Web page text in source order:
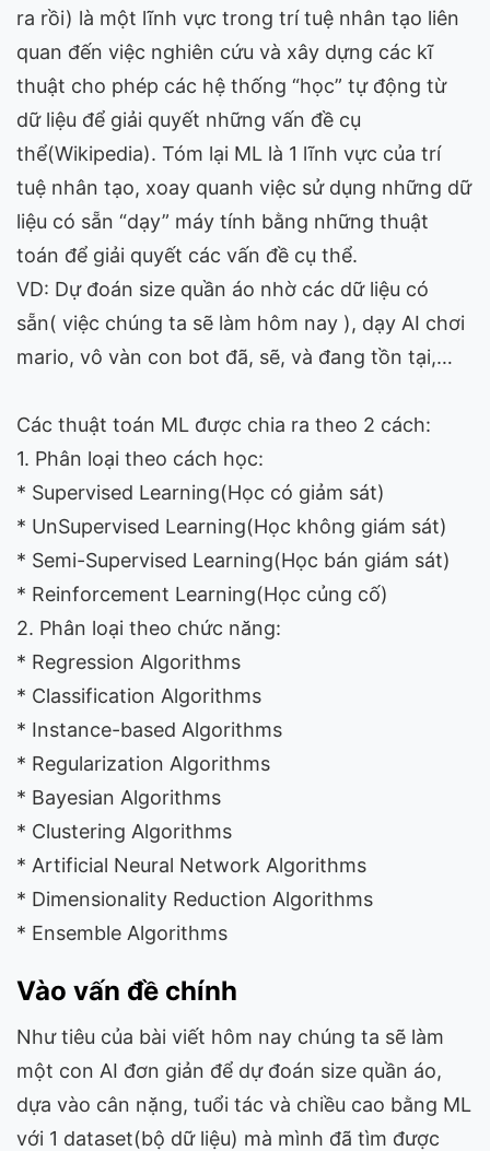
ra rồi) là một lĩnh vực trong trí tuệ nhân tạo liên
quan đến việc nghiên cứu và xây dựng các kĩ
thuật cho phép các hệ thống “học” tự động từ
dữ liệu để giải quyết những vấn đề cụ
thể(Wikipedia). Tóm lại ML là 1 lĩnh vực của trí
tuệ nhân tạo, xoay quanh việc sử dụng những dữ
liệu có sẵn “dạy” máy tính bằng những thuật
toán để giải quyết các vấn đề cụ thể.
VD: Dự đoán size quần áo nhờ các dữ liệu có
sẵn( việc chúng ta sẽ làm hôm nay ), dạy AI chơi
mario, vô vàn con bot đã, sẽ, và đang tồn tại,…
Các thuật toán ML được chia ra theo 2 cách:
1. Phân loại theo cách học:
* Supervised Learning(Học có giảm sát)
* UnSupervised Learning(Học không giám sát)
* Semi-Supervised Learning(Học bán giám sát)
* Reinforcement Learning(Học củng cố)
2. Phân loại theo chức năng:
* Regression Algorithms
* Classification Algorithms
* Instance-based Algorithms
* Regularization Algorithms
* Bayesian Algorithms
* Clustering Algorithms
* Artificial Neural Network Algorithms
* Dimensionality Reduction Algorithms
* Ensemble Algorithms
Vào vấn đề chính
Như tiêu của bài viết hôm nay chúng ta sẽ làm
một con AI đơn giản để dự đoán size quần áo,
dựa vào cân nặng, tuổi tác và chiều cao bằng ML
với 1 dataset(bộ dữ liệu) mà mình đã tìm được